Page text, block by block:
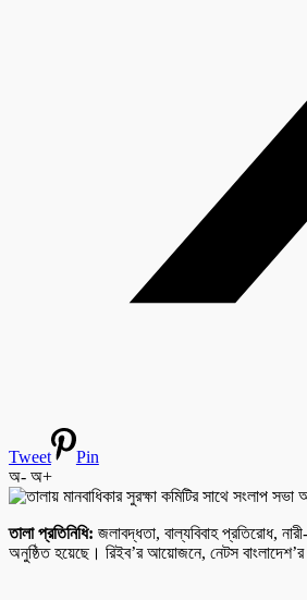
Tweet
Pin
অ- অ+
তালা প্রতিনিধি: ‎জলাবদ্ধতা, বাল্যবিবাহ প্রতিরোধ,
অনুষ্ঠিত হয়েছে। রিইব’র আয়োজনে, নেটস